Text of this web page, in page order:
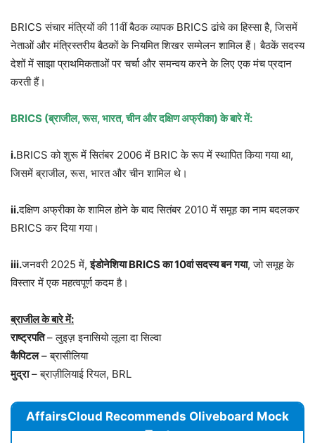
BRICS संचार मंत्रियों की 11वीं बैठक व्यापक BRICS ढांचे का हिस्सा है, जिसमें
नेताओं और मंत्रिस्तरीय बैठकों के नियमित शिखर सम्मेलन शामिल हैं। बैठकें सदस्य
देशों में साझा प्राथमिकताओं पर चर्चा और समन्वय करने के लिए एक मंच प्रदान
करती हैं।
BRICS (ब्राजील, रूस, भारत, चीन और दक्षिण अफ्रीका) के बारे में:
i.BRICS को शुरू में सितंबर 2006 में BRIC के रूप में स्थापित किया गया था,
जिसमें ब्राजील, रूस, भारत और चीन शामिल थे।
ii.दक्षिण अफ्रीका के शामिल होने के बाद सितंबर 2010 में समूह का नाम बदलकर
BRICS कर दिया गया।
iii.जनवरी 2025 में,इंडोनेशिया BRICS का 10वां सदस्य बन गया, जो समूह के
विस्तार में एक महत्वपूर्ण कदम है।
ब्राजील के बारे में:
राष्ट्रपति– लुइज़ इनासियो लूला दा सिल्वा
कैपिटल– ब्रासीलिया
मुद्रा– ब्राज़ीलियाई रियल, BRL
AffairsCloud Recommends Oliveboard Mock
Test